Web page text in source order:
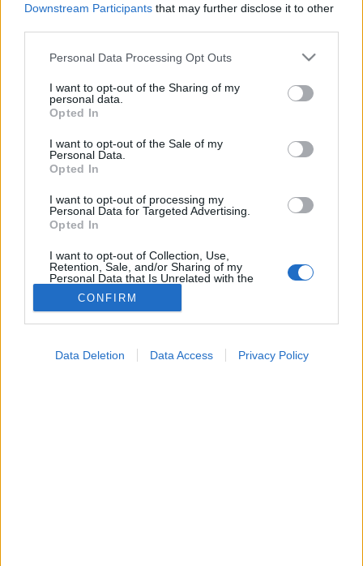
Downstream Participants that may further disclose it to other
Please note that this website/app uses one or more Google
not limited to your visit or usage behaviour. You may click to
grant or deny consent to Google and its third-party tags to
use your data for below specified purposes in below Google
consent section.
Personal Data Processing Opt Outs
I want to opt-out of the Sharing of my
personal data.
Opted In
I want to opt-out of the Sale of my
Personal Data.
Opted In
I want to opt-out of processing my
Personal Data for Targeted Advertising.
Opted In
I want to opt-out of Collection, Use,
Retention, Sale, and/or Sharing of my
Personal Data that Is Unrelated with the
Purposes for which it was collected.
Opted Out
CONFIRM
Data Deletion Data Access Privacy Policy
Dietetika
Megosztás
Küldés Küldés Messengeren